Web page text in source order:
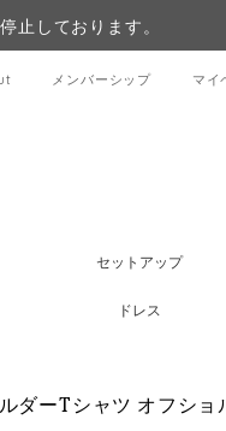
止しております。
メンバーシップ マイ
セットアップ
ドレス
ダーTシャツ オフシ